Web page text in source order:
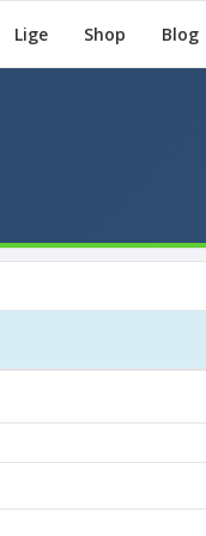
Lige Shop Blog